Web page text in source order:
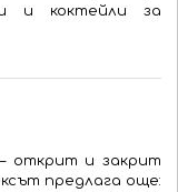
и коктейли за
открит и закрит
предлага още: